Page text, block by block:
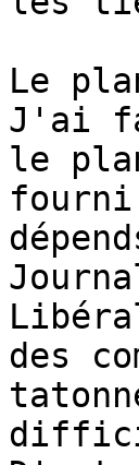
Le
J'ai
le
des